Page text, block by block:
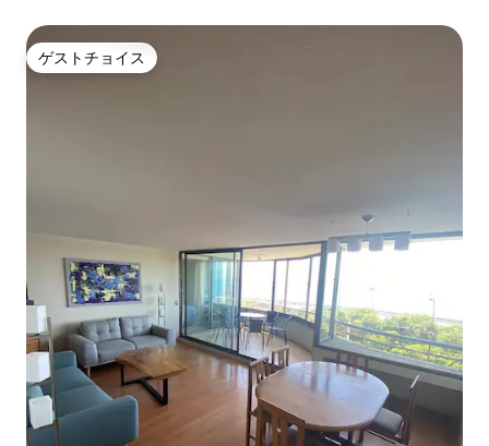
ゲストチョイス
ゲストチョイス